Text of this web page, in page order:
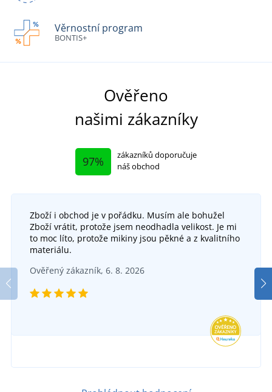
Věrnostní program
BONTIS+
Ověřeno
našimi zákazníky
97%
zákazníků doporučuje
náš obchod
Zboží i obchod je v pořádku. Musím ale bohužel
Zboží vrátit, protože jsem neodhadla velikost. Je mi
to moc líto, protože mikiny jsou pěkné a z kvalitního
materiálu.
Ověřený zákazník, 6. 8. 2026